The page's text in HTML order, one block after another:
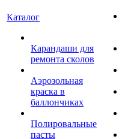
Каталог
Карандаши для
ремонта сколов
Аэрозольная
краска в
баллончиках
Полировальные
пасты